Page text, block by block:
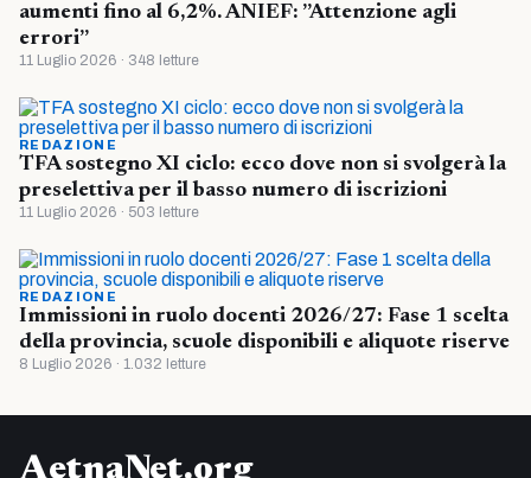
aumenti fino al 6,2%. ANIEF: ”Attenzione agli
errori”
11 Luglio 2026 · 348 letture
REDAZIONE
TFA sostegno XI ciclo: ecco dove non si svolgerà la
preselettiva per il basso numero di iscrizioni
11 Luglio 2026 · 503 letture
REDAZIONE
Immissioni in ruolo docenti 2026/27: Fase 1 scelta
della provincia, scuole disponibili e aliquote riserve
8 Luglio 2026 · 1.032 letture
AetnaNet.org